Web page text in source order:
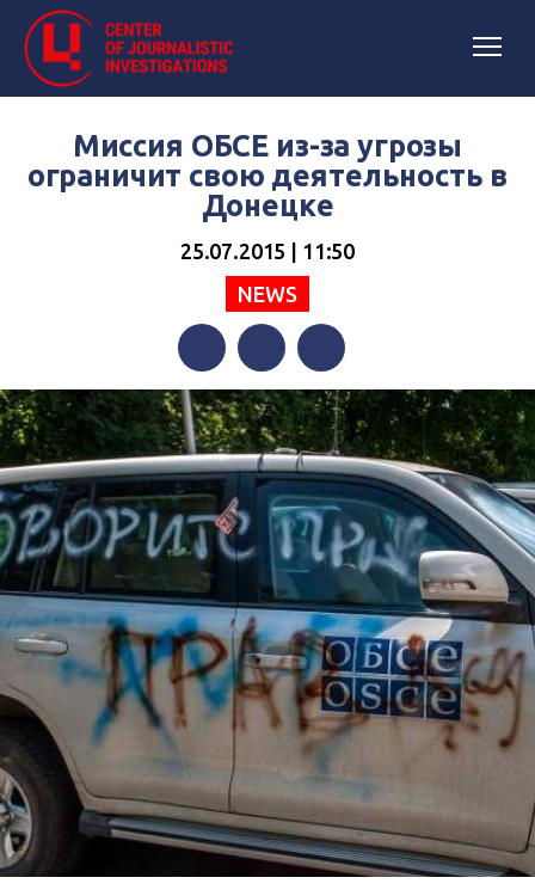
Миссия ОБСЕ из-за угрозы
ограничит свою деятельность в
Донецке
25.07.2015 | 11:50
NEWS
FacebookTwitterTelegram